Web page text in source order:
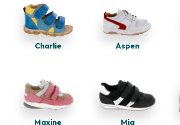
Charlie Aspen
Maxine Mia